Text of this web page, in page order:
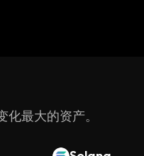
最大的资产。